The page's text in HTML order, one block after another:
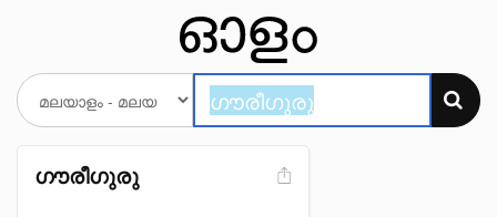
ഗൗരീഗുരു